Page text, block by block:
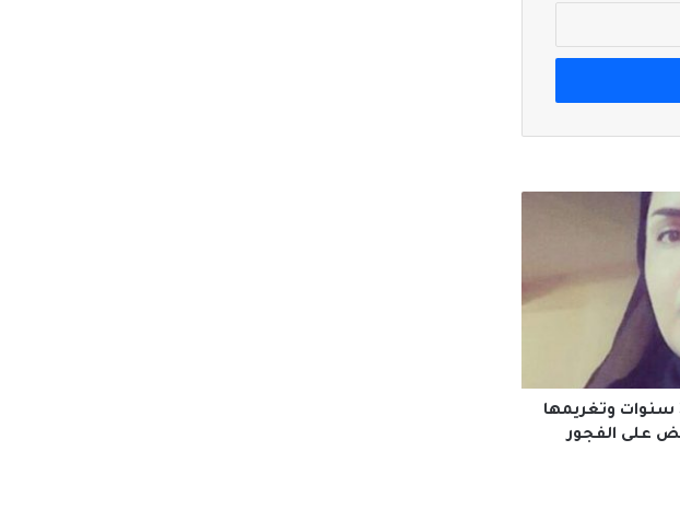
حبس الفنانة #سما_المصري 3 سنوات وتغريمها